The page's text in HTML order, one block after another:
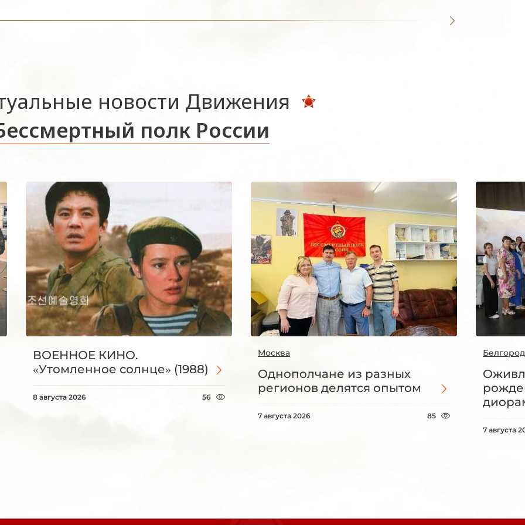
новости Движения
полк России
ВОЕННОЕ КИНО.
«Утомленное солнце» (1988)
8 августа 2026 56
Москва
Однополчане из разных
регионов делятся опытом
7 августа 2026 85
7 августа